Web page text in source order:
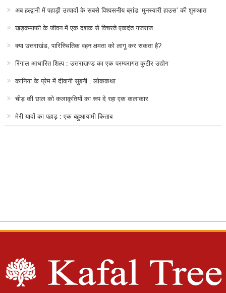
अब हल्द्वानी में पहाड़ी उत्पादों के सबसे विश्वसनीय ब्रांड ‘मुनस्यारी हाउस’ की शुरुआत
खड़कमाफी के जीवन में एक दशक से विचरते एकदंत गजराज
क्या उत्तराखंड, पारिस्थितिक वहन क्षमता को लागू कर सकता है?
रिंगाल आधारित शिल्प : उत्तराखण्ड का एक परम्परागत कुटीर उद्योग
कानिया के प्रेम में दीवानी सुबनी : लोककथा
चीड़ की छाल को कलाकृतियों का रूप दे रहा एक कलाकार
मेरी यादों का पहाड़ : एक बहुआयामी किताब